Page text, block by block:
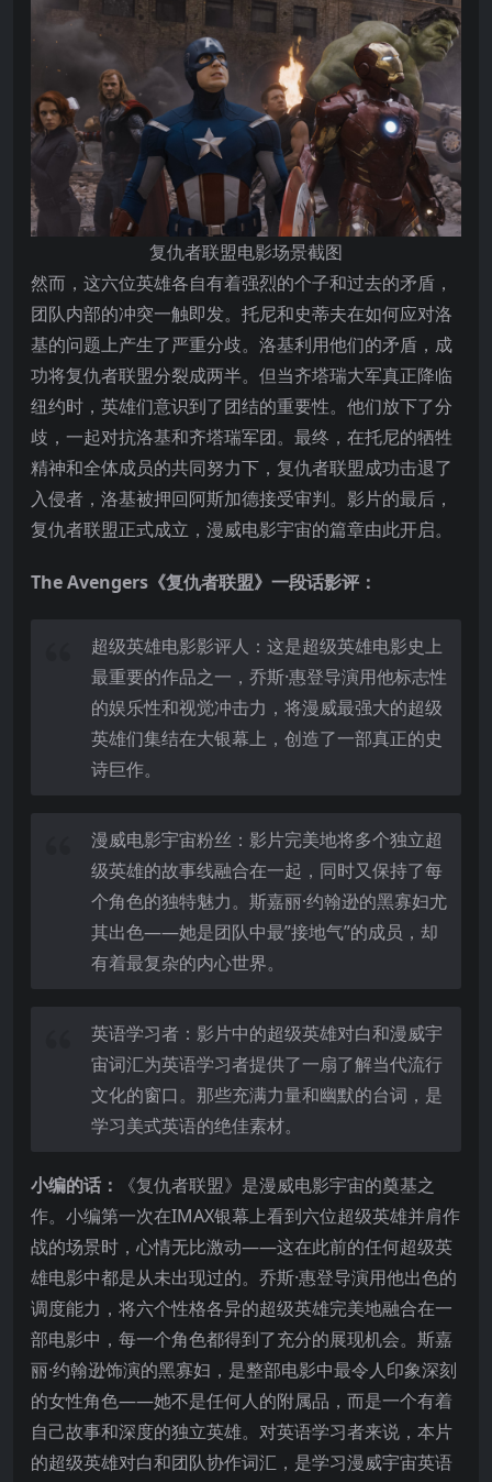
复仇者联盟电影场景截图
然而，这六位英雄各自有着强烈的个子和过去的矛盾，
团队内部的冲突一触即发。托尼和史蒂夫在如何应对洛
基的问题上产生了严重分歧。洛基利用他们的矛盾，成
功将复仇者联盟分裂成两半。但当齐塔瑞大军真正降临
纽约时，英雄们意识到了团结的重要性。他们放下了分
歧，一起对抗洛基和齐塔瑞军团。最终，在托尼的牺牲
精神和全体成员的共同努力下，复仇者联盟成功击退了
入侵者，洛基被押回阿斯加德接受审判。影片的最后，
复仇者联盟正式成立，漫威电影宇宙的篇章由此开启。
The Avengers《复仇者联盟》一段话影评：
超级英雄电影影评人：这是超级英雄电影史上
最重要的作品之一，乔斯·惠登导演用他标志性
的娱乐性和视觉冲击力，将漫威最强大的超级
英雄们集结在大银幕上，创造了一部真正的史
诗巨作。
漫威电影宇宙粉丝：影片完美地将多个独立超
级英雄的故事线融合在一起，同时又保持了每
个角色的独特魅力。斯嘉丽·约翰逊的黑寡妇尤
其出色——她是团队中最”接地气”的成员，却
有着最复杂的内心世界。
英语学习者：影片中的超级英雄对白和漫威宇
宙词汇为英语学习者提供了一扇了解当代流行
文化的窗口。那些充满力量和幽默的台词，是
学习美式英语的绝佳素材。
小编的话：
《复仇者联盟》是漫威电影宇宙的奠基之
作。小编第一次在IMAX银幕上看到六位超级英雄并肩作
战的场景时，心情无比激动——这在此前的任何超级英
雄电影中都是从未出现过的。乔斯·惠登导演用他出色的
调度能力，将六个性格各异的超级英雄完美地融合在一
部电影中，每一个角色都得到了充分的展现机会。斯嘉
丽·约翰逊饰演的黑寡妇，是整部电影中最令人印象深刻
的女性角色——她不是任何人的附属品，而是一个有着
自己故事和深度的独立英雄。对英语学习者来说，本片
的超级英雄对白和团队协作词汇，是学习漫威宇宙英语